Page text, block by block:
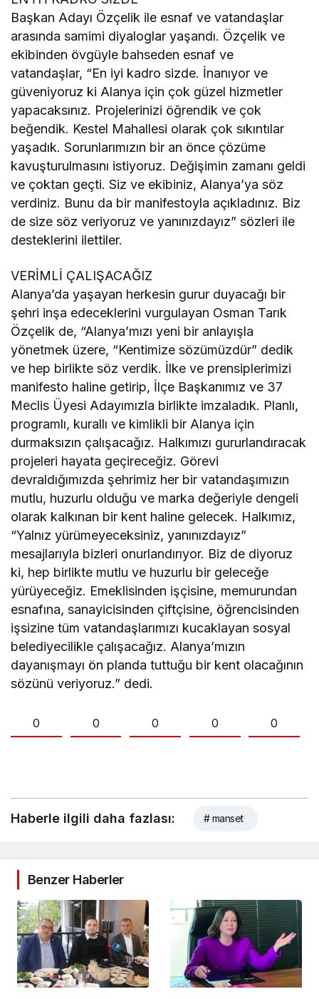
Başkan Adayı Özçelik ile esnaf ve vatandaşlar
arasında samimi diyaloglar yaşandı. Özçelik ve
ekibinden övgüyle bahseden esnaf ve
vatandaşlar, “En iyi kadro sizde. İnanıyor ve
güveniyoruz ki Alanya için çok güzel hizmetler
yapacaksınız. Projelerinizi öğrendik ve çok
beğendik. Kestel Mahallesi olarak çok sıkıntılar
yaşadık. Sorunlarımızın bir an önce çözüme
kavuşturulmasını istiyoruz. Değişimin zamanı geldi
ve çoktan geçti. Siz ve ekibiniz, Alanya’ya söz
verdiniz. Bunu da bir manifestoyla açıkladınız. Biz
de size söz veriyoruz ve yanınızdayız” sözleri ile
desteklerini ilettiler.
VERİMLİ ÇALIŞACAĞIZ
Alanya’da yaşayan herkesin gurur duyacağı bir
şehri inşa edeceklerini vurgulayan Osman Tarık
Özçelik de, “Alanya’mızı yeni bir anlayışla
yönetmek üzere, “Kentimize sözümüzdür” dedik
ve hep birlikte söz verdik. İlke ve prensiplerimizi
manifesto haline getirip, İlçe Başkanımız ve 37
Meclis Üyesi Adayımızla birlikte imzaladık. Planlı,
programlı, kurallı ve kimlikli bir Alanya için
durmaksızın çalışacağız. Halkımızı gururlandıracak
projeleri hayata geçireceğiz. Görevi
devraldığımızda şehrimiz her bir vatandaşımızın
mutlu, huzurlu olduğu ve marka değeriyle dengeli
olarak kalkınan bir kent haline gelecek. Halkımız,
“Yalnız yürümeyeceksiniz, yanınızdayız”
mesajlarıyla bizleri onurlandırıyor. Biz de diyoruz
ki, hep birlikte mutlu ve huzurlu bir geleceğe
yürüyeceğiz. Emeklisinden işçisine, memurundan
esnafına, sanayicisinden çiftçisine, öğrencisinden
işsizine tüm vatandaşlarımızı kucaklayan sosyal
belediyecilikle çalışacağız. Alanya’mızın
dayanışmayı ön planda tuttuğu bir kent olacağının
sözünü veriyoruz.” dedi.
0 0 0 0 0
Haberle ilgili daha fazlası: # manset
Benzer Haberler